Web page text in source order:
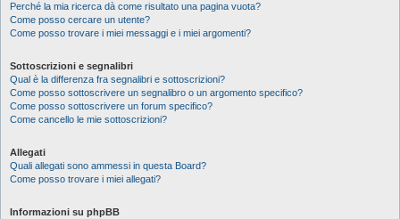
Perché la mia ricerca dà come risultato una pagina vuota?
Come posso cercare un utente?
Come posso trovare i miei messaggi e i miei argomenti?
Sottoscrizioni e segnalibri
Qual è la differenza fra segnalibri e sottoscrizioni?
Come posso sottoscrivere un segnalibro o un argomento specifico?
Come posso sottoscrivere un forum specifico?
Come cancello le mie sottoscrizioni?
Allegati
Quali allegati sono ammessi in questa Board?
Come posso trovare i miei allegati?
Informazioni su phpBB